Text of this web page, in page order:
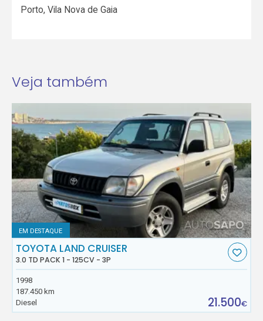
Porto,Vila Nova de Gaia
Veja também
EM DESTAQUE
TOYOTA LAND CRUISER
3.0 TD PACK 1 - 125CV - 3P
1998
187.450 km
Diesel
21.500€